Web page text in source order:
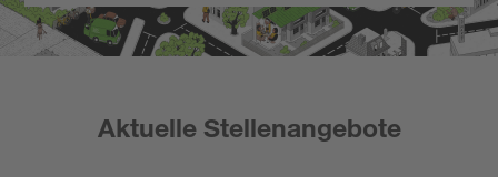
Aktuelle Stellenangebote